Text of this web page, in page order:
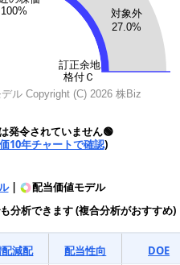
発令されていません🟢
10年チャートで確認)
|
配当価値モデル
分析できます (複合分析がおすすめ)
減配 配当性向 DOE